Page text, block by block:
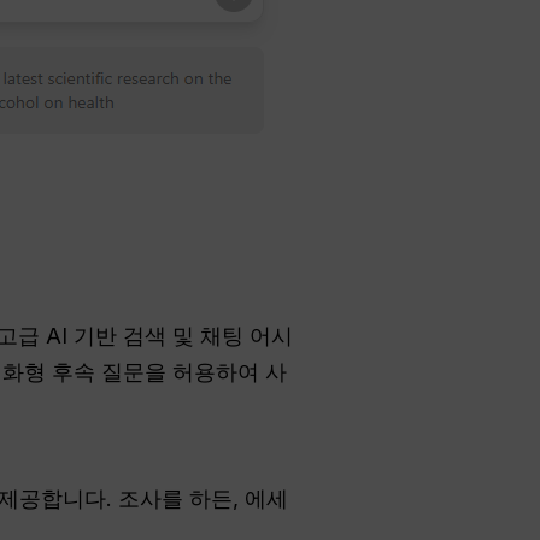
급 AI 기반 검색 및 채팅 어시
형 후속 질문을 허용하여 사
공합니다. 조사를 하든, 에세